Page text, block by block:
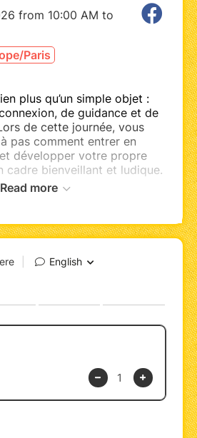
from 10:00 AM to
Paris
plus qu’un simple objet :
de guidance et de
de cette journée, vous
pas comment entrer en
développer votre propre
cadre bienveillant et ludique.
votre pendule
personnel de
les bonnes
recevoir des réponses
des grilles de
mais aussi comment les
Read more